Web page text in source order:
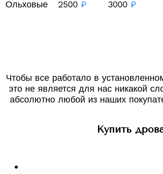
Ольховые
2500 ₽ 3000 ₽
Чтобы все работало в
это не является для нас никакой
абсолютно любой из наших
Купить